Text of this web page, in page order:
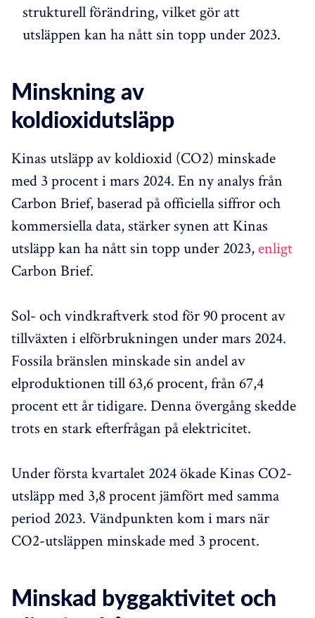
strukturell förändring, vilket gör att
utsläppen kan ha nått sin topp under 2023.
Minskning av
koldioxidutsläpp
Kinas utsläpp av koldioxid (CO2) minskade
med 3 procent i mars 2024. En ny analys från
Carbon Brief, baserad på officiella siffror och
kommersiella data, stärker synen att Kinas
utsläpp kan ha nått sin topp under 2023,enligt
Carbon Brief.
Sol- och vindkraftverk stod för 90 procent av
tillväxten i elförbrukningen under mars 2024.
Fossila bränslen minskade sin andel av
elproduktionen till 63,6 procent, från 67,4
procent ett år tidigare. Denna övergång skedde
trots en stark efterfrågan på elektricitet.
Under första kvartalet 2024 ökade Kinas CO2-
utsläpp med 3,8 procent jämfört med samma
period 2023. Vändpunkten kom i mars när
CO2-utsläppen minskade med 3 procent.
Minskad byggaktivitet och